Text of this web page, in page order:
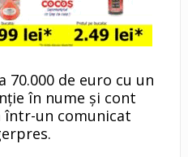
70.000 de euro cu un
în nume şi cont
într-un comunicat